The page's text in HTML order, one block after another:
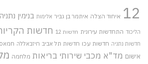
12 איחוד הצלה איתמר בן גביר אלימות בנימין
הליכוד התחדשות עירונית חדשות 12 חדשות
חדשות נתניה חדשות עכו חדשות תל אביב חיזבאללה חמאס
אישום מד"א מכבי שירותי בריאות מלחמה